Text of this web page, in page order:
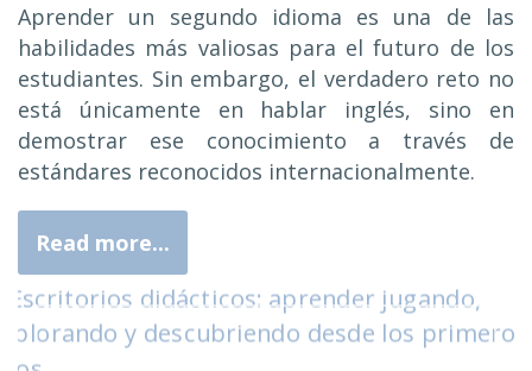
Aprender un segundo idioma es una de las
habilidades más valiosas para el futuro de los
estudiantes. Sin embargo, el verdadero reto no
está únicamente en hablar inglés, sino en
demostrar ese conocimiento a través de
estándares reconocidos internacionalmente.
Read more...